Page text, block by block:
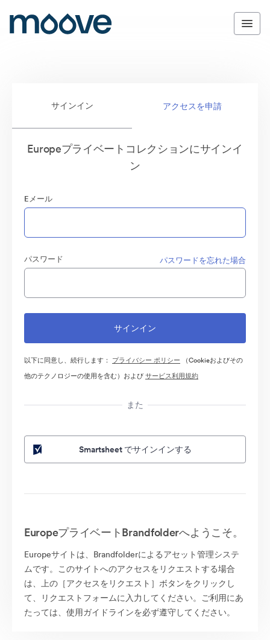
サインイン アクセスを申請
Europeプライベートコレクションにサインイ
ン
Eメール
パスワード パスワードを忘れた場合
以下に同意し、続行します： プライバシー ポリシー （Cookieおよびその
他のテクノロジーの使用を含む）およびサービス利用規約
また
Smartsheet でサインインする
EuropeプライベートBrandfolderへようこそ。
Europeサイトは、Brandfolderによるアセット管理システ
ムです。このサイトへのアクセスをリクエストする場合
は、上の［アクセスをリクエスト］ボタンをクリックし
て、リクエストフォームに入力してください。ご利用にあ
たっては、使用ガイドラインを必ず遵守してください。